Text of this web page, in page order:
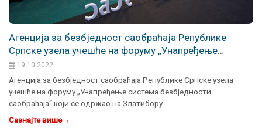
Агенција за безбједност саобраћаја Републике
Српске узела учешће на форуму „Унапређење
система безбједности саобраћаја“
19.10.2022.
Агенција за безбједност саобраћаја Републике Српске узела
учешће на форуму „Унапређење система безбједности
саобраћаја“ који се одржао на Златибору.
Сазнајте више→